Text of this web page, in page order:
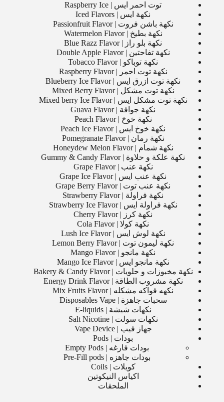
توت احمر ايس | Raspberry Ice
نكهة ايس | Iced Flavors
نكهة باشن فروت | Passionfruit Flavor
نكهة بطيخ | Watermelon Flavor
نكهة بلو راز | Blue Razz Flavor
نكهة تفاحتين | Double Apple Flavor
نكهة توباكو | Tobacco Flavor
نكهة توت احمر | Raspberry Flavor
نكهة توت ازرق ايس | Blueberry Ice Flavor
نكهة توت مشكل | Mixed Berry Flavor
نكهة توت مشكل ايس | Mixed berry Ice Flavor
نكهة جوافة | Guava Flavor
نكهة خوخ | Peach Flavor
نكهة خوخ ايس | Peach Ice Flavor
نكهة رمان | Pomegranate Flavor
نكهة شمام | Honeydew Melon Flavor
نكهة علكة و حلاوة | Gummy & Candy Flavor
نكهة عنب | Grape Flavor
نكهة عنب ايس | Grape Ice Flavor
نكهة عنب توت | Grape Berry Flavor
نكهة فراولة | Strawberry Flavor
نكهة فراولة ايس | Strawberry Ice Flavor
نكهة كرز | Cherry Flavor
نكهة كولا | Cola Flavor
نكهة لوش ايس | Lush Ice Flavor
نكهة ليمون توت | Lemon Berry Flavor
نكهة مانجو | Mango Flavor
نكهة مانجو ايس | Mango Ice Flavor
نكهة مخبوزات و حلويات | Bakery & Candy Flavor
نكهة مشروب الطاقة | Energy Drink Flavor
نكهه فواكه مشكله | Mix Fruits Flavor
سحبات جاهزة | Disposables Vape
نكهات شيشة | E-liquids
نكهات سولت | Salt Nicotine
جهاز فيب | Vape Device
بودات | Pods
بودات فارغه | Empty Pods
بودات جاهزه | Pre-Fill pods
كويلات | Coils
اكياس النيكوتين
الملحقات